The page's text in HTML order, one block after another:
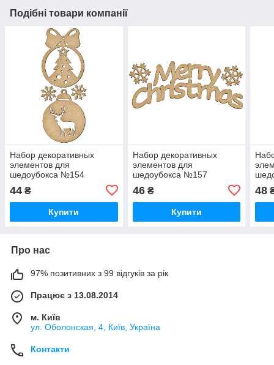
Подібні товари компанії
Набор декоративных
элементов для
шедоубокса №154
44 ₴
Купити
Набор декоративных
элементов для
шедоубокса №157
46₴
Купити
48
Про нас
97% позитивних з 99 відгуків за рік
Працює з 13.08.2014
м. Київ
ул. Оболонская, 4, Київ, Україна
Контакти